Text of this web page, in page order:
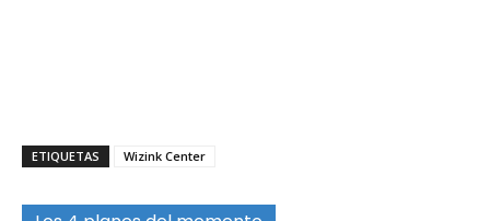
ETIQUETAS Wizink Center